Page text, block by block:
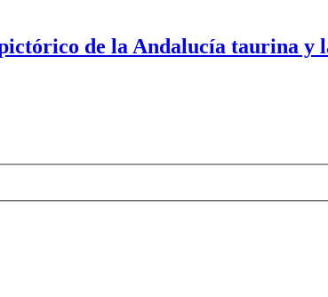
de la Andalucía taurina y